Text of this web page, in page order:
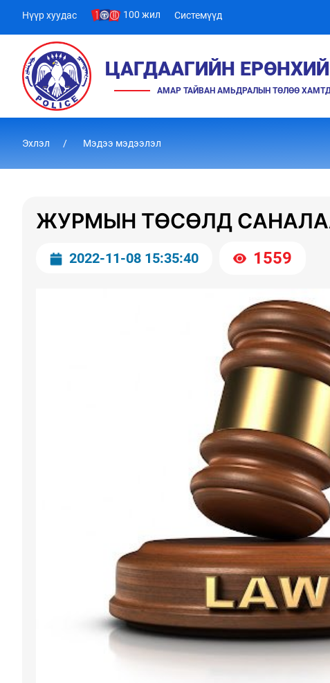
Нүүр хуудас 100 жил Системүүд
ЦАГДААГИЙН
АМАР ТАЙВАН АМЬДРАЛЫН ТӨЛӨӨ
Эхлэл Мэдээ мэдээлэл
ЖУРМЫН ТӨСӨЛД
2022-11-08 15:35:40 1559